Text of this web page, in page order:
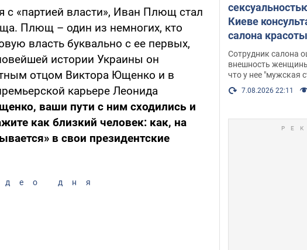
с «партией власти», Иван Плющ стал
Плющ – один из немногих, кто
власть буквально с ее первых,
истории Украины он
отцом Виктора Ющенко и в
карьере Леонида
ваши пути с ним сходились и
как близкий человек: как, на
в свои президентские
дня
Киеве
салона красоты
оскорбил
после
разгорелся
Фото
Сотрудник салона
внешность
что у нее "мужская
7.08.2026 22:11